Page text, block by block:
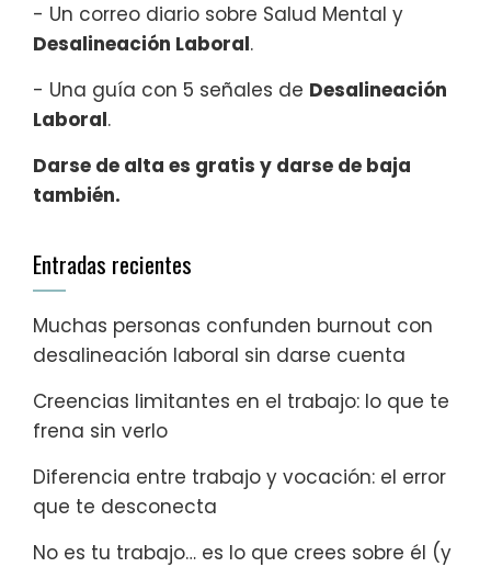
- Un correo diario sobre Salud Mental y
Desalineación Laboral.
- Una guía con 5 señales de Desalineación
Laboral.
Darse de alta es gratis y darse de baja
también.
Entradas recientes
Muchas personas confunden burnout con
desalineación laboral sin darse cuenta
Creencias limitantes en el trabajo: lo que te
frena sin verlo
Diferencia entre trabajo y vocación: el error
que te desconecta
No es tu trabajo… es lo que crees sobre él (y